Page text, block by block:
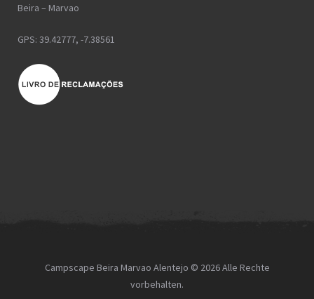
Beira – Marvao
GPS: 39.42777, -7.38561
Campscape Beira Marvao Alentejo © 2026 Alle Rechte
vorbehalten.